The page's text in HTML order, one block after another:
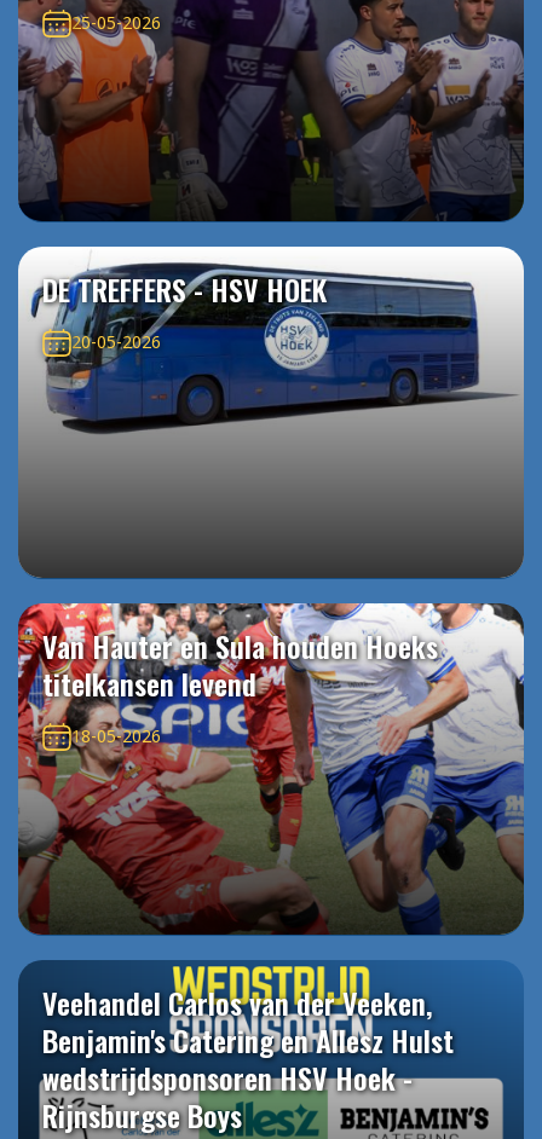
25-05-2026
DE TREFFERS - HSV HOEK
20-05-2026
Van Hauter en Sula houden Hoeks
titelkansen levend
18-05-2026
Veehandel Carlos van der Veeken,
Benjamin's Catering en Allesz Hulst
wedstrijdsponsoren HSV Hoek -
Rijnsburgse Boys